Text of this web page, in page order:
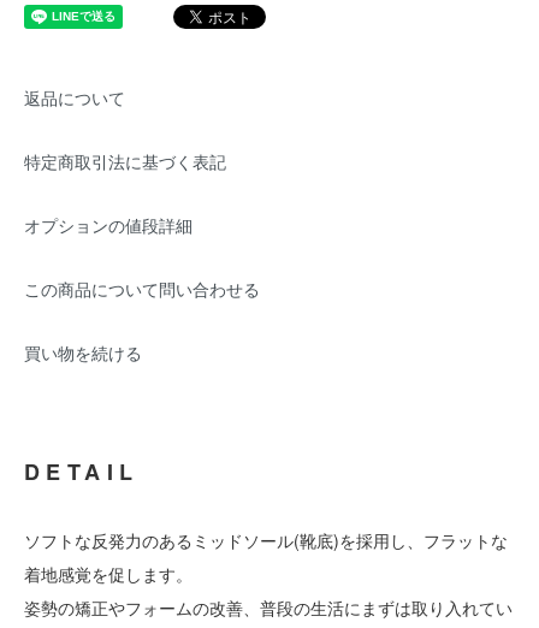
返品について
特定商取引法に基づく表記
オプションの値段詳細
この商品について問い合わせる
買い物を続ける
DETAIL
ソフトな反発力のあるミッドソール(靴底)を採用し、フラットな
着地感覚を促します。
姿勢の矯正やフォームの改善、普段の生活にまずは取り入れてい